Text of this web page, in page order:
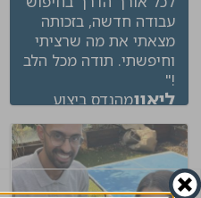
עבודה חדשה, בזכותה
מצאתי את מה שרציתי
וחיפשתי. תודה מכל הלב
!"
ליאוןמהנדס ביצוע